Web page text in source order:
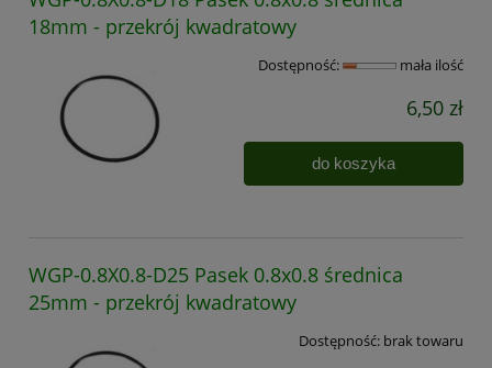
18mm - przekrój kwadratowy
Dostępność: mała ilość
6,50 zł
do koszyka
WGP-0.8X0.8-D25 Pasek 0.8x0.8 średnica
25mm - przekrój kwadratowy
Dostępność: brak towaru